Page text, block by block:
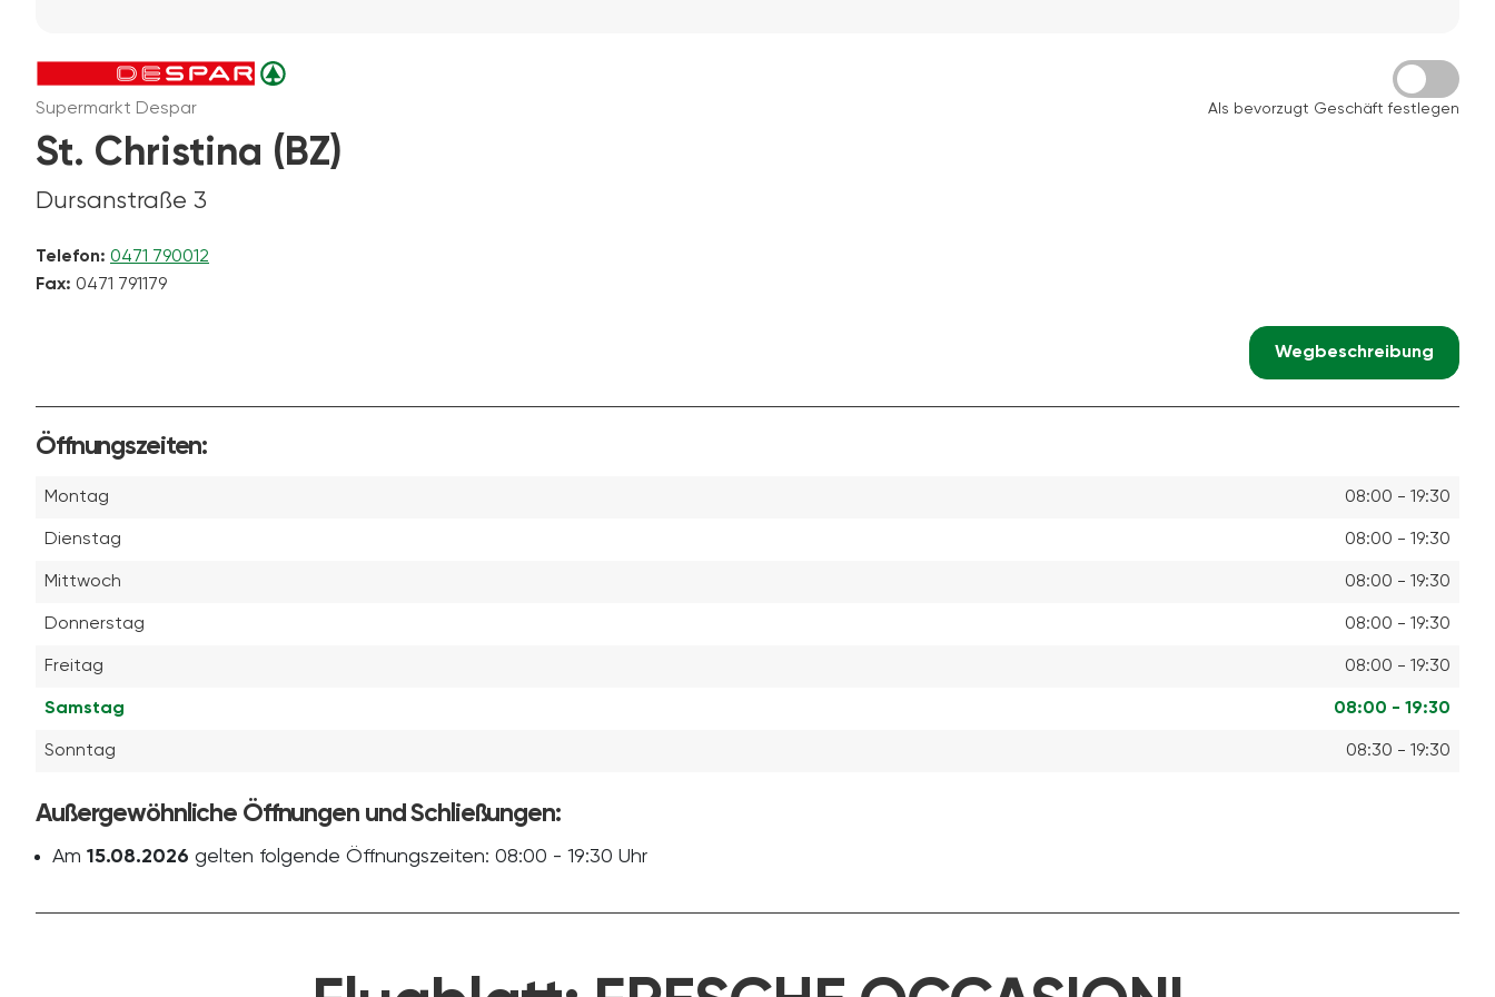
Supermarkt Despar
St. Christina (BZ)
Dursanstraße 3
Telefon: 0471 790012
Fax: 0471 791179
Als bevorzugt Geschäft festlegen
Wegbeschreibung
Öffnungszeiten:
Montag 08:00 - 19:30
Dienstag 08:00 - 19:30
Mittwoch 08:00 - 19:30
Donnerstag 08:00 - 19:30
Freitag 08:00 - 19:30
Samstag 08:00 - 19:30
Sonntag 08:30 - 19:30
Außergewöhnliche Öffnungen und Schließungen:
Am 15.08.2026 gelten folgende Öffnungszeiten: 08:00 - 19:30 Uhr